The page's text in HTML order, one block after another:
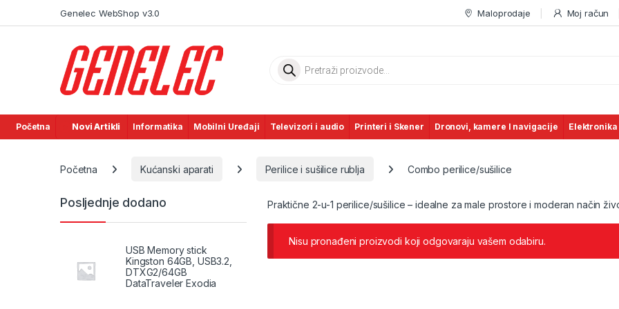
Genelec WebShop v3.0 Maloprodaje Moj račun
Products search
Početna Novi Artikli Informatika Mobilni Uređaji Televizori i audio Printeri i Skener Dronovi, kamere I navigacije Elektronika
Početna Kućanski aparati Perilice i sušilice rublja Combo perilice/sušilice
Praktične 2-u-1 perilice/sušilice – idealne za male prostore i moderan način
Nisu pronađeni proizvodi koji odgovaraju vašem odabiru.
Posljednje dodano
USB Memory stick
Kingston 64GB, USB3.2,
DTXG2/64GB
DataTraveler Exodia